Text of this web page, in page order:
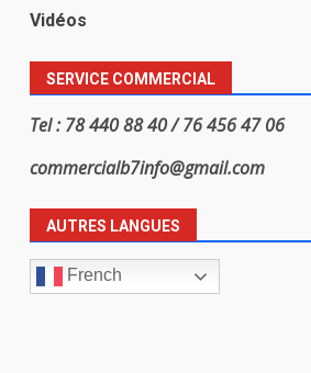
Vidéos
SERVICE COMMERCIAL
Tel : 78 440 88 40 / 76 456 47 06
commercialb7info@gmail.com
AUTRES LANGUES
French